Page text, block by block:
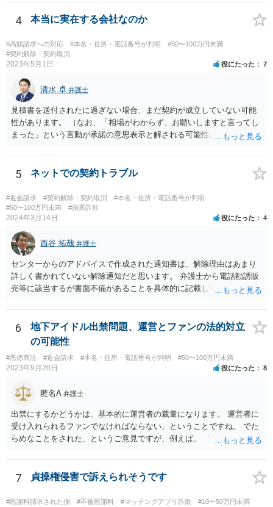
かなかシビアかもしれません。 https://zenso.or.jp/wp-content/uploads/
JACAS173%e5%88%a4%e4%be%8b%e7%b4%b9%e4%bb%8b.pdf
4 本当に実在する会社なのか
#高額請求への対応 #本名・住所・電話番号が判明
#50〜100万円未満
#契約解除・契約取消
2023年5月1日 役にたった 7
清水 卓 弁護士
見積書を送付されたに過ぎない場合、まだ契約が成立していない可能
性があります。 （なお、「相場がわからず、お願いしますと言ってし
まった」という言動が承諾の意思表示と解される可能性はあります
る余地があるかもしれません）。 いずれにしても、相手会社の実在
等に不安を感じるのであれば、相手方とのやりとりを一旦保留とし
に、法務局で商業•法人登記の登記事項証明書の入手を試みてみる方法
も考えられます（相手の会社が実在する会社なのか、やりとりしてい
る相手が代表権限を有しているのか等について、登記登録の有無や登
録内容を確かめることができます）。 【参考】法務局サイト https://w
ww.moj.go.jp/MINJI/houjintouki.html
5 ネットでの契約トラブル
#返金請求 #契約解除・契約取消
#本名・住所・電話番号が判明
#50〜100万円未満
#副業詐欺
2024年3月14日 役にたった 4
西谷 拓哉 弁護士
センターからのアドバイスで作成された通知書は、解除理由はあまり
詳しく書かれていない解除通知だと思います。 弁護士から電話勧誘販
売等に該当するが書面不備があることを具体的に記載して返金を求め
護士から通知書をおくっても返事がない、低い金額しか返金を提案し
てこない場合、裁判所に提訴することを検討する必要があります。 セ
ンターの方で、消費者事件を取り扱っている弁護士の紹介を受けられ
ないか一度確認してみてください。
6
地下アイドル出禁問題、運営とファンの法的対立
の可能性
#悪徳商法 #返金請求 #本名・住所・電話番号が判明 #50〜100万円未満
2023年9月20日 役にたった 8
匿名A 弁護士
出禁にするかどうかは、基本的に運営者の裁量になります。 運営者に
受け入れられるファンでなければならない、ということですね。 でた
らめなことをされた、というご意見ですが、例えば、 「サービスを購
た事情があったのでしょうか。 公表するにしても、見る人に受け入れ
られる内容のものでなければなりません。 そうでなければ、逆に、あ
なさいますよう。
7 貞操権侵害で訴えられそうです
#慰謝料請求された側 #不倫慰謝料 #マッチングアプリ詐欺
#10〜50万円未満